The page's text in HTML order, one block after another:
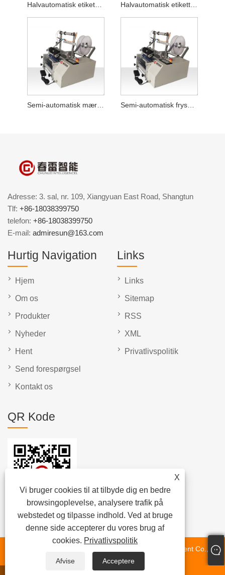
Halvautomatisk etiketmaskine til flad ansigtsrenseslange Halvautomatisk etiketteringsmaskine til etiketter til flad vask til flydende flasker
Semi-automatisk mærkningsmaskine til chilisauce
X
Vi bruger cookies til at tilbyde dig en bedre
browsingoplevelse, analysere trafik på
webstedet og tilpasse indhold. Ved at bruge
denne side accepterer du vores brug af
cookies. Privatlivspolitik
Afvise Acceptere
Adresse: 3. sal, nr. 109, Xiangyuan East Road, Shangtun
Tlf: +86-18038399750
telefon: +86-18038399750
E-mail: admiresun@163.com
Hurtig Navigation
Hjem
Om os
Produkter
Nyheder
Hent
Send forespørgsel
Kontakt os
Links
Links
Sitemap
RSS
XML
Privatlivspolitik
QR Kode
Copyright © 2023 Dongguan Chunlei Intelligent Equipment Co.,
Ltd. -Tapemaskine, automatisk etiketteringsmaskine,